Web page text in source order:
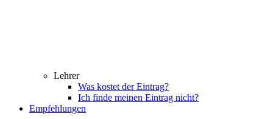
Lehrer
Was kostet der Eintrag?
Ich finde meinen Eintrag nicht?
Empfehlungen